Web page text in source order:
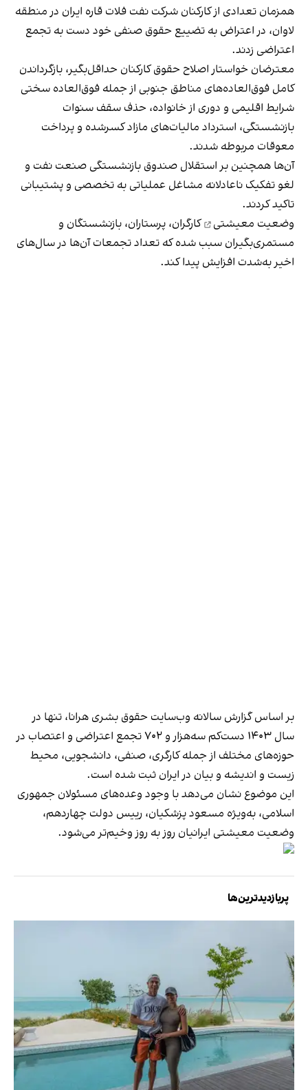
همزمان تعدادی از کارکنان شرکت نفت فلات قاره ایران در منطقه
لاوان، در اعتراض به تضییع حقوق صنفی خود دست به تجمع
اعتراضی زدند.
معترضان خواستار اصلاح حقوق کارکنان حداقل‌بگیر، بازگرداندن
کامل فوق‌العاده‌های مناطق جنوبی از جمله فوق‌العاده سختی
شرایط اقلیمی و دوری از خانواده، حذف سقف سنوات
بازنشستگی، استرداد مالیات‌های مازاد کسرشده و پرداخت
معوقات مربوطه شدند.
آن‌ها همچنین بر استقلال صندوق بازنشستگی صنعت نفت و
لغو تفکیک ناعادلانه مشاغل عملیاتی به تخصصی و پشتیبانی
تاکید کردند.
وضعیت معیشتی
کارگران، پرستاران، بازنشستگان و
مستمری‌بگیران سبب شده که تعداد تجمعات آن‌ها در سال‌های
اخیر به‌شدت افزایش پیدا کند.
بر اساس گزارش سالانه وب‌سایت حقوق بشری هرانا، تنها در
سال ۱۴۰۳ دست‌کم سه‌هزار و ۷۰۲ تجمع اعتراضی و اعتصاب در
حوزه‌های مختلف از جمله کارگری، صنفی، دانشجویی، محیط
زیست و اندیشه و بیان در ایران ثبت شده است.
این موضوع نشان می‌دهد با وجود وعده‌های مسئولان جمهوری
اسلامی، به‌ویژه مسعود پزشکیان، رییس دولت چهاردهم،
وضعیت معیشتی ایرانیان روز به روز وخیم‌تر می‌شود.
پربازدیدترین‌ها